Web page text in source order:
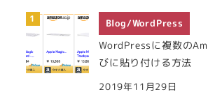
Blog/WordPress
WordPressに複数の
びに貼り付ける方法
2019年11月29日